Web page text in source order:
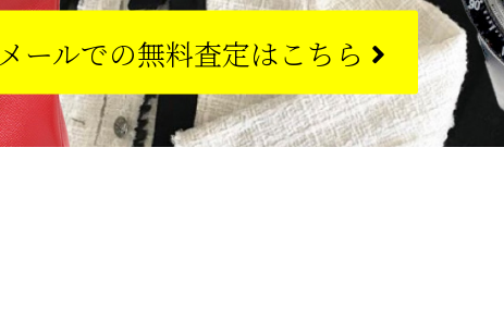
メールでの無料査定はこちら